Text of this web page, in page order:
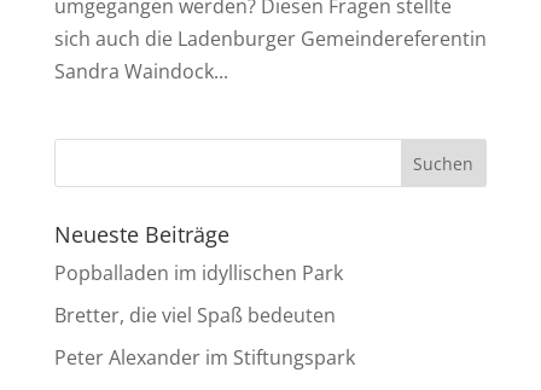
umgegangen werden? Diesen Fragen stellte
sich auch die Ladenburger Gemeindereferentin
Sandra Waindock...
Neueste Beiträge
Popballaden im idyllischen Park
Bretter, die viel Spaß bedeuten
Peter Alexander im Stiftungspark